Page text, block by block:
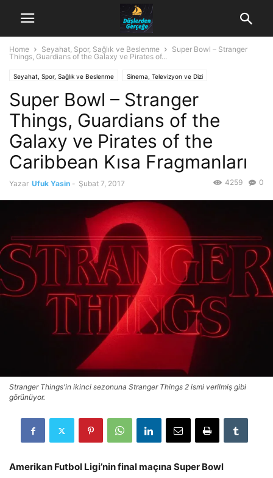
Home Seyahat, Spor, Sağlık ve Beslenme
Super Bowl – Stranger
Things, Guardians of the Galaxy ve Pirates of...
Seyahat, Spor, Sağlık ve Beslenme Sinema, Televizyon ve Dizi
Super Bowl – Stranger
Things, Guardians of the
Galaxy ve Pirates of the
Caribbean Kısa Fragmanları
Yazar Ufuk Yasin - Şubat 7, 2017 0
4259
Stranger Things'in ikinci sezonuna Stranger Things 2 ismi verilmiş gibi
görünüyor.
Amerikan Futbol Ligi’nin final maçına Super Bowl